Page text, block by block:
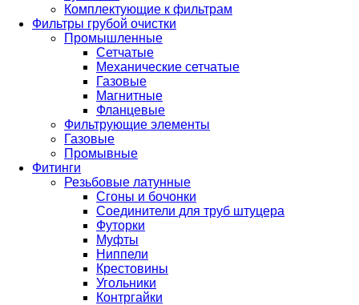
Комплектующие к фильтрам
Фильтры грубой очистки
Промышленные
Сетчатые
Механические сетчатые
Газовые
Магнитные
Фланцевые
Фильтрующие элементы
Газовые
Промывные
Фитинги
Резьбовые латунные
Сгоны и бочонки
Соединители для труб штуцера
Футорки
Муфты
Ниппели
Крестовины
Угольники
Контргайки